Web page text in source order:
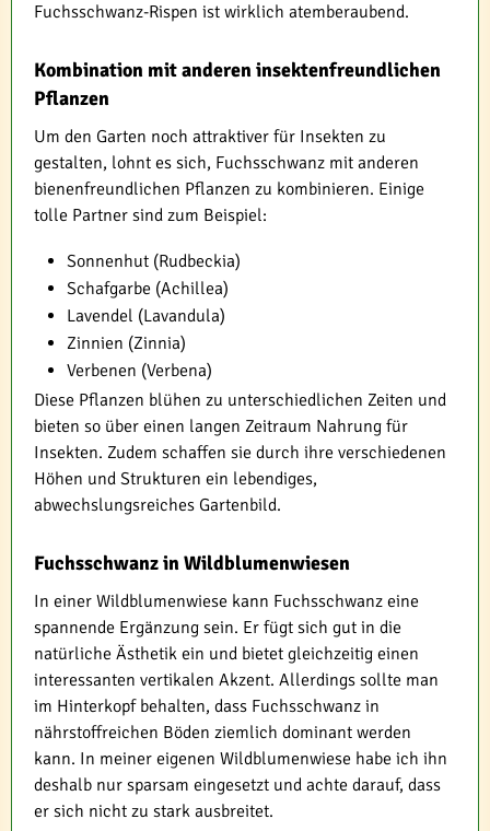
Fuchsschwanz-Rispen ist wirklich atemberaubend.
Kombination mit anderen insektenfreundlichen
Pflanzen
Um den Garten noch attraktiver für Insekten zu
gestalten, lohnt es sich, Fuchsschwanz mit anderen
bienenfreundlichen Pflanzen zu kombinieren. Einige
tolle Partner sind zum Beispiel:
Sonnenhut (Rudbeckia)
Schafgarbe (Achillea)
Lavendel (Lavandula)
Zinnien (Zinnia)
Verbenen (Verbena)
Diese Pflanzen blühen zu unterschiedlichen Zeiten und
bieten so über einen langen Zeitraum Nahrung für
Insekten. Zudem schaffen sie durch ihre verschiedenen
Höhen und Strukturen ein lebendiges,
abwechslungsreiches Gartenbild.
Fuchsschwanz in Wildblumenwiesen
In einer Wildblumenwiese kann Fuchsschwanz eine
spannende Ergänzung sein. Er fügt sich gut in die
natürliche Ästhetik ein und bietet gleichzeitig einen
interessanten vertikalen Akzent. Allerdings sollte man
im Hinterkopf behalten, dass Fuchsschwanz in
nährstoffreichen Böden ziemlich dominant werden
kann. In meiner eigenen Wildblumenwiese habe ich ihn
deshalb nur sparsam eingesetzt und achte darauf, dass
er sich nicht zu stark ausbreitet.